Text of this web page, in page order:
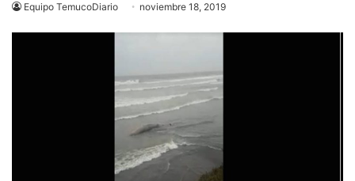
Equipo TemucoDiario noviembre 18, 2019